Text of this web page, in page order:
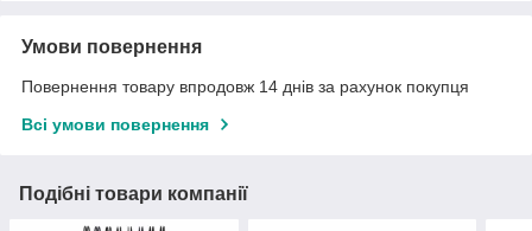
Умови повернення
Повернення товару впродовж 14 днів за рахунок покупця
Всі умови повернення
Подібні товари компанії